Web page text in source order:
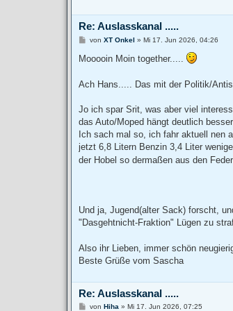
Re: Auslasskanal .....
B
i
t
a
g
von XT Onkel » Mi 17. Jun 2026, 04:26
Mooooin Moin together.....
Ach Hans..... Das mit der Politik/
Jo ich spar Srit, was aber viel
das Auto/Moped hängt deutlich
Ich sach mal so, ich fahr aktuell nen
jetzt 6,8 Litern Benzin 3,4 Liter
der Hobel so dermaßen aus den
Und ja, Jugend(alter Sack) forscht,
"Dasgehtnicht-Fraktion" Lügen zu
Also ihr Lieben, immer schön
Beste Grüße vom Sascha
Re: Auslasskanal .....
Bvon Hiha» Mi 17. Jun 2026, 07:25